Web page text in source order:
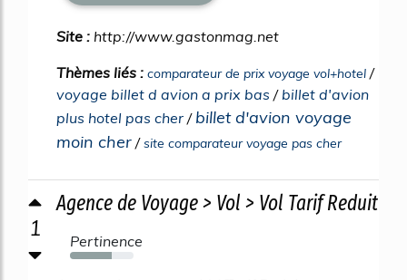
Site : http://www.gastonmag.net
Thèmes liés : comparateur de prix voyage vol+hotel /
voyage billet d avion a prix bas / billet d'avion
plus hotel pas cher / billet d'avion voyage
moin cher /site comparateur voyage pas cher
1
Agence de Voyage > Vol > Vol Tarif Reduit
Pertinence
65%